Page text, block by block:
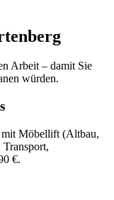
Arbeit – damit Sie
würden.
mit Möbellift (Altbau,
€.